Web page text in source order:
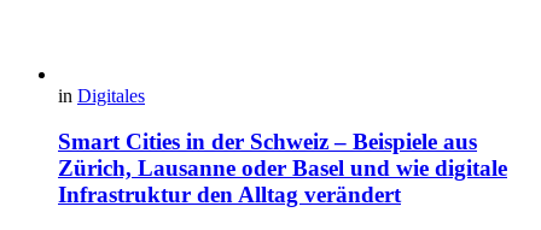
in Digitales
Smart Cities in der Schweiz – Beispiele aus
Zürich, Lausanne oder Basel und wie digitale
Infrastruktur den Alltag verändert